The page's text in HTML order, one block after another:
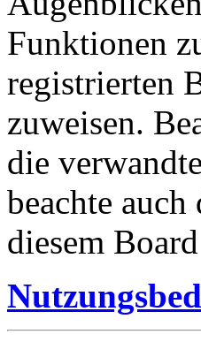
Funktionen
registrierten
zuweisen.
die
beachte
diesem